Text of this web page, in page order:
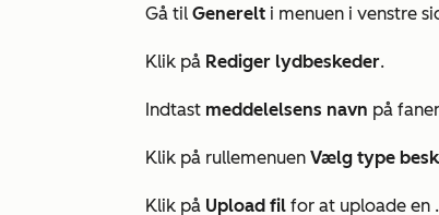
Gå til Generelt i menuen i venstre
Klik på Rediger lydbeskeder.
Indtast meddelelsens navn på
Klik på rullemenuen Vælg type
Klik på Upload fil for at uploade en